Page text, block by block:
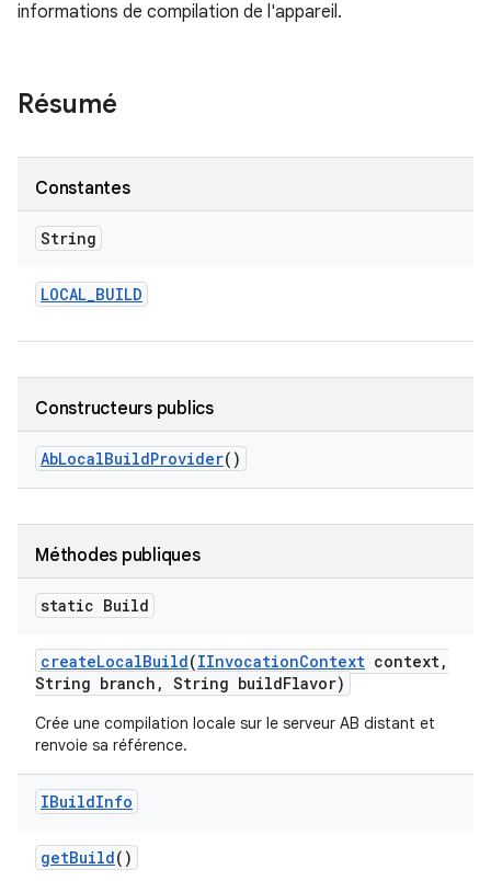
informations de compilation de l'appareil.
Résumé
Constantes
String
LOCAL_BUILD
Constructeurs publics
AbLocalBuildProvider()
Méthodes publiques
static Build
createLocalBuild(IInvocationContext context,
String branch , String buildFlavor)
Crée une compilation locale sur le serveur AB distant et
renvoie sa référence.
IBuildInfo
getBuild()